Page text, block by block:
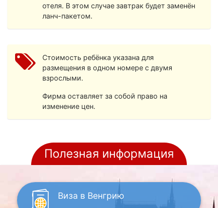
отеля. В этом случае завтрак будет заменён
ланч-пакетом.
Стоимость ребёнка указана для
размещения в одном номере с двумя
взрослыми.
Фирма оставляет за собой право на
изменение цен.
Полезная информация
Виза в Венгрию